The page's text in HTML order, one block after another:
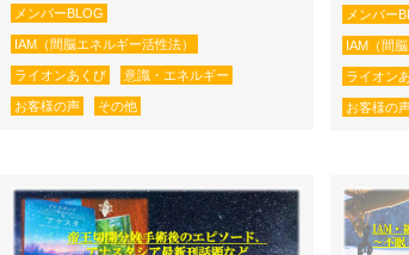
メンバーBLOG
IAM（間脳エネルギー活性法）
ライオンあくび 意識・エネルギー
お客様の声 その他
メンバー
IAM（間
ライオン
お客様の